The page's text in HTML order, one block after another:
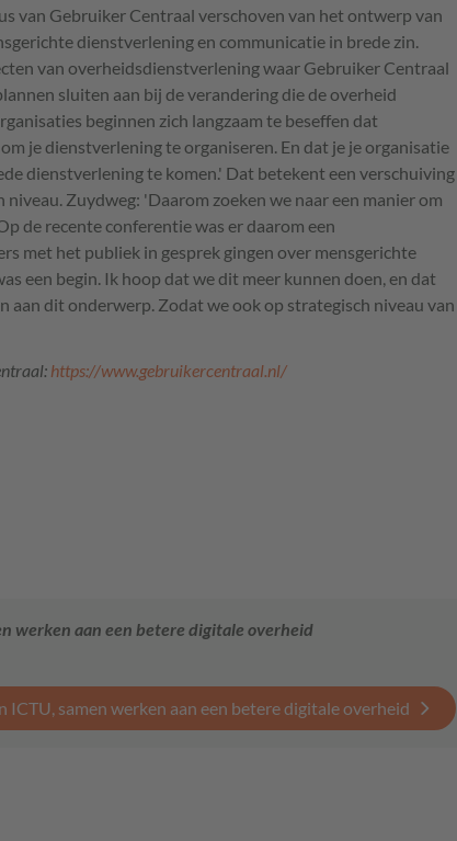
van Gebruiker Centraal verschoven van het ontwerp van
dienstverlening en communicatie in brede zin.
van overheidsdienstverlening waar Gebruiker Centraal
sluiten aan bij de verandering die de overheid
beginnen zich langzaam te beseffen dat
je dienstverlening te organiseren. En dat je je organisatie
dienstverlening te komen.' Dat betekent een verschuiving
Zuydweg: 'Daarom zoeken we naar een manier om
de recente conferentie was er daarom een
met het publiek in gesprek gingen over mensgerichte
een begin. Ik hoop dat we dit meer kunnen doen, en dat
aan dit onderwerp. Zodat we ook op strategisch niveau van
https://www.gebruikercentraal.nl/
werken aan een betere digitale overheid
ICTU, samen werken aan een betere digitale overheid